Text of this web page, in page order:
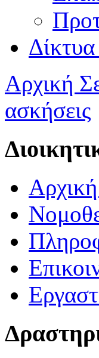
Αρχική
ασκήσεις